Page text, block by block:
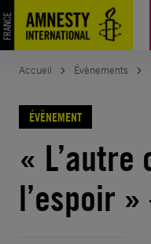
Accueil Évènements
ÉVÈNEMENT
« L’autre
l’espoir